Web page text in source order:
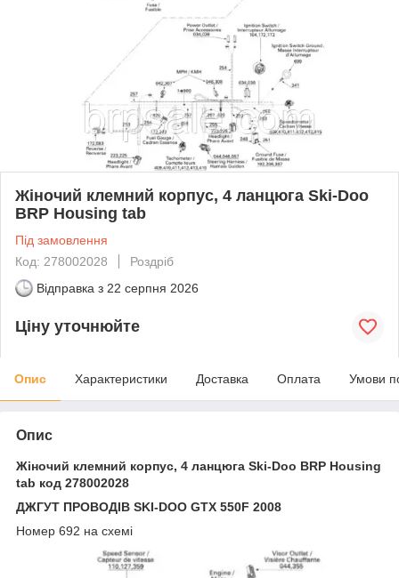
Жіночий клемний корпус, 4 ланцюга Ski-Doo
BRP Housing tab
Під замовлення
Код: 278002028
Роздріб
Відправка з 22 серпня 2026
Ціну уточнюйте
Опис Характеристики Доставка Оплата Умови
Опис
Жіночий клемний корпус, 4 ланцюга Ski-Doo BRP Housing
tab код 278002028
ДЖГУТ ПРОВОДІВ SKI-DOO GTX 550F 2008
Номер 692 на схемі